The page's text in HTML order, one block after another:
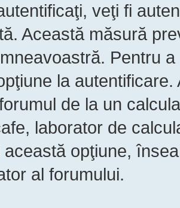
veţi fi
Această măsură
Pentru
la
de la un
laborator de
această opţiune,
al forumului.